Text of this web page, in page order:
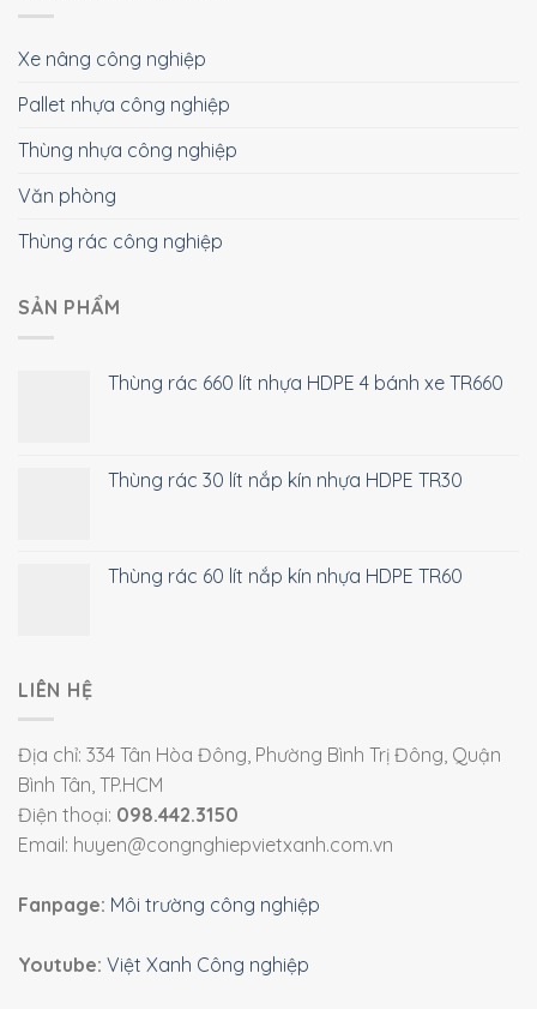
Xe nâng công nghiệp
Pallet nhựa công nghiệp
Thùng nhựa công nghiệp
Văn phòng
Thùng rác công nghiệp
SẢN PHẨM
Thùng rác 660 lít nhựa HDPE 4 bánh xe TR660
Thùng rác 30 lít nắp kín nhựa HDPE TR30
Thùng rác 60 lít nắp kín nhựa HDPE TR60
LIÊN HỆ
Địa chỉ: 334 Tân Hòa Đông, Phường Bình Trị Đông, Quận
Bình Tân, TP.HCM
Điện thoại: 098.442.3150
Email: huyen@congnghiepvietxanh.com.vn
Fanpage: Môi trường công nghiệp
Youtube: Việt Xanh Công nghiệp